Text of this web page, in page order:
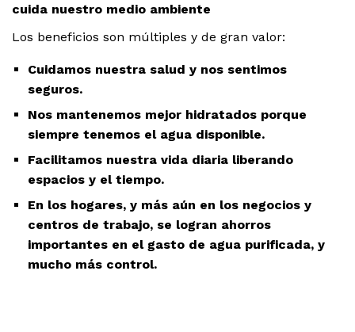
cuida nuestro medio ambiente
Los beneficios son múltiples y de gran valor:
Cuidamos nuestra salud y nos sentimos
seguros.
Nos mantenemos mejor hidratados porque
siempre tenemos el agua disponible.
Facilitamos nuestra vida diaria liberando
espacios y el tiempo.
En los hogares, y más aún en los negocios y
centros de trabajo, se logran ahorros
importantes en el gasto de agua purificada, y
mucho más control.
al carrito
de Agua | Repuesto (con Polifosfatos)
3,699.00